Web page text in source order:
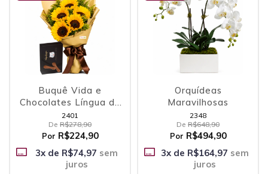
Buquê Vida e
Chocolates Língua de
Gato
2401
De R$278,90
Por R$224,90
3x de R$74,97 sem
juros
Orquídeas
Maravilhosas
2348
De R$648,90
Por R$494,90
3x de R$164,97 sem
juros